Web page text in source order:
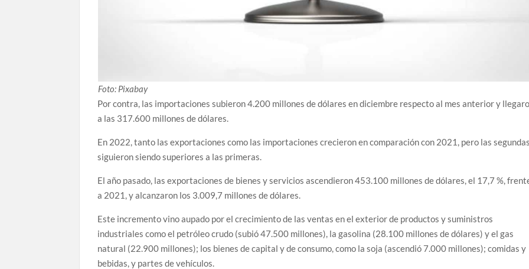
Foto: Pixabay
Por contra, las importaciones subieron 4.200 millones de dólares en diciembre respecto al mes anterior y
a las 317.600 millones de dólares.
En 2022, tanto las exportaciones como las importaciones crecieron en comparación con 2021, pero las
siguieron siendo superiores a las primeras.
El año pasado, las exportaciones de bienes y servicios ascendieron 453.100 millones de dólares, el 17,7 %,
a 2021, y alcanzaron los 3.009,7 millones de dólares.
Este incremento vino aupado por el crecimiento de las ventas en el exterior de productos y suministros
industriales como el petróleo crudo (subió 47.500 millones), la gasolina (28.100 millones de dólares) y el gas
natural (22.900 millones); los bienes de capital y de consumo, como la soja (ascendió 7.000 millones); comidas y
bebidas, y partes de vehículos.